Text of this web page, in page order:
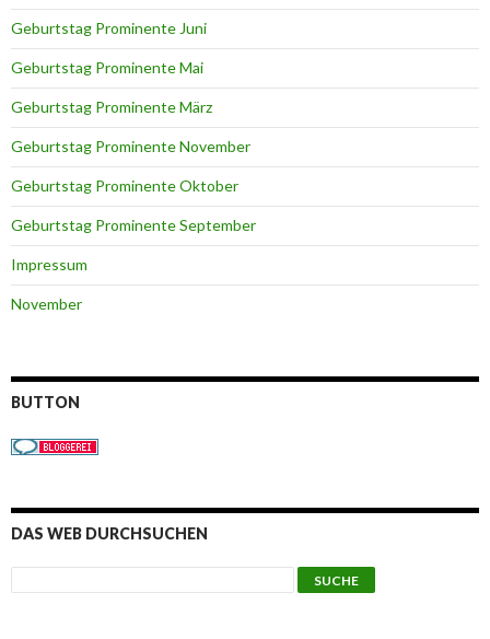
Geburtstag Prominente Juni
Geburtstag Prominente Mai
Geburtstag Prominente März
Geburtstag Prominente November
Geburtstag Prominente Oktober
Geburtstag Prominente September
Impressum
November
BUTTON
DAS WEB DURCHSUCHEN